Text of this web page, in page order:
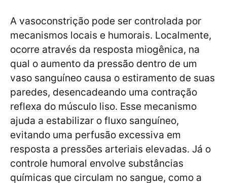
A vasoconstrição pode ser controlada por
mecanismos locais e humorais. Localmente,
ocorre através da resposta miogênica, na
qual o aumento da pressão dentro de um
vaso sanguíneo causa o estiramento de suas
paredes, desencadeando uma contração
reflexa do músculo liso. Esse mecanismo
ajuda a estabilizar o fluxo sanguíneo,
evitando uma perfusão excessiva em
resposta a pressões arteriais elevadas. Já o
controle humoral envolve substâncias
químicas que circulam no sangue, como a